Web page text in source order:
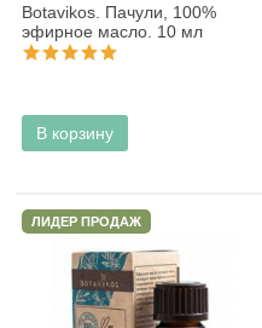
Botavikos. Пачули, 100%
эфирное масло. 10 мл
В корзину
ЛИДЕР ПРОДАЖ